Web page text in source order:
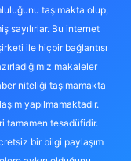
taşımakta olup,
sayılırlar. Bu internet
ile hiçbir bağlantısı
makaleler
niteliği taşımamakta
yapılmamaktadır.
tamamen tesadüfidir.
bir bilgi paylaşım